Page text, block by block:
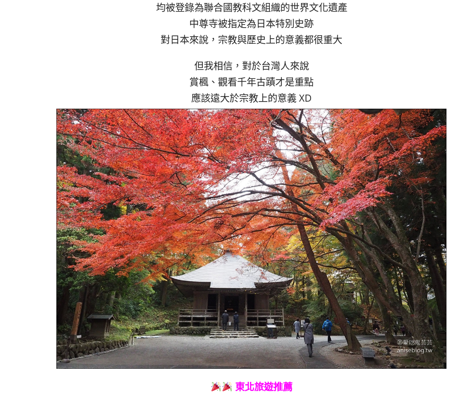
均被登錄為聯合國教科文組織的世界文化遺產
中尊寺被指定為日本特別史跡
對日本來說，宗教與歷史上的意義都很重大
但我相信，對於台灣人來說
賞楓、觀看千年古蹟才是重點
應該遠大於宗教上的意義 XD
東北旅遊推薦